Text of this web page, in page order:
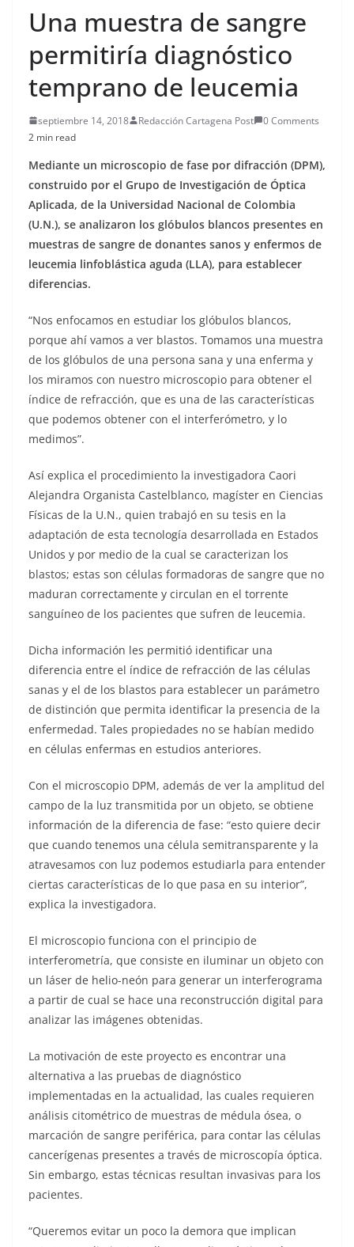
Una muestra de sangre
permitiría diagnóstico
temprano de leucemia
septiembre 14, 2018 Redacción Cartagena Post
0 Comments
2 min read
Mediante un microscopio de fase por difracción (DPM),
construido por el Grupo de Investigación de Óptica
Aplicada, de la Universidad Nacional de Colombia
(U.N.), se analizaron los glóbulos blancos presentes en
muestras de sangre de donantes sanos y enfermos de
leucemia linfoblástica aguda (LLA), para establecer
diferencias.
“Nos enfocamos en estudiar los glóbulos blancos,
porque ahí vamos a ver blastos. Tomamos una muestra
de los glóbulos de una persona sana y una enferma y
los miramos con nuestro microscopio para obtener el
índice de refracción, que es una de las características
que podemos obtener con el interferómetro, y lo
medimos”.
Así explica el procedimiento la investigadora Caori
Alejandra Organista Castelblanco, magíster en Ciencias
Físicas de la U.N., quien trabajó en su tesis en la
adaptación de esta tecnología desarrollada en Estados
Unidos y por medio de la cual se caracterizan los
blastos; estas son células formadoras de sangre que no
maduran correctamente y circulan en el torrente
sanguíneo de los pacientes que sufren de leucemia.
Dicha información les permitió identificar una
diferencia entre el índice de refracción de las células
sanas y el de los blastos para establecer un parámetro
de distinción que permita identificar la presencia de la
enfermedad. Tales propiedades no se habían medido
en células enfermas en estudios anteriores.
Con el microscopio DPM, además de ver la amplitud del
campo de la luz transmitida por un objeto, se obtiene
información de la diferencia de fase: “esto quiere decir
que cuando tenemos una célula semitransparente y la
atravesamos con luz podemos estudiarla para entender
ciertas características de lo que pasa en su interior”,
explica la investigadora.
El microscopio funciona con el principio de
interferometría, que consiste en iluminar un objeto con
un láser de helio-neón para generar un interferograma
a partir de cual se hace una reconstrucción digital para
analizar las imágenes obtenidas.
La motivación de este proyecto es encontrar una
alternativa a las pruebas de diagnóstico
implementadas en la actualidad, las cuales requieren
análisis citométrico de muestras de médula ósea, o
marcación de sangre periférica, para contar las células
cancerígenas presentes a través de microscopía óptica.
Sin embargo, estas técnicas resultan invasivas para los
pacientes.
“Queremos evitar un poco la demora que implican